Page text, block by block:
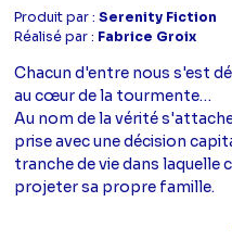
Produit par :Serenity Fiction
Réalisé par : Fabrice Groix
Chacun d'entre nous s'est
au cœur de la tourmente…
Au nom de la vérité
prise avec une décision
tranche de vie dans laquelle
projeter sa propre famille.